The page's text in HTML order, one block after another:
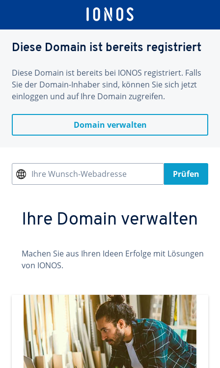
Diese Domain ist bereits registriert
Diese Domain ist bereits bei IONOS registriert. Falls
Sie der Domain-Inhaber sind, können Sie sich jetzt
einloggen und auf Ihre Domain zugreifen.
Domain verwalten
Ihre Wunsch-Webadresse Prüfen
Ihre Domain verwalten
Machen Sie aus Ihren Ideen Erfolge mit Lösungen
von IONOS.